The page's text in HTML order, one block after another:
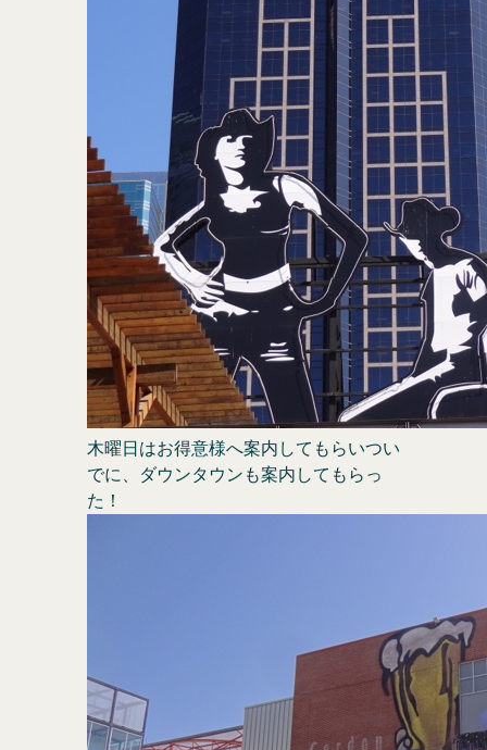
木曜日はお得意様へ案内してもらいつい
でに、ダウンタウンも案内してもらっ
た！